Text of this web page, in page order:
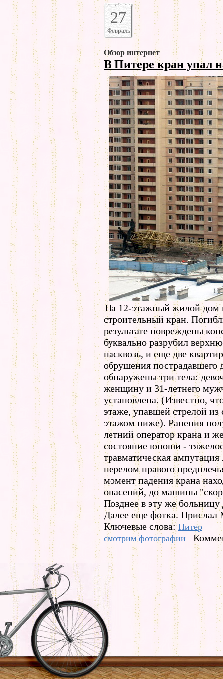
27
Февраль
Обзор интернет
В Питере кран упал
На 12-этажный жилой дом
строительный кран.
результате повреждены
буквально разрубил
насквозь, и еще две
обрушения
обнаружены три тела:
женщину и 31-летнего
установлена. (Известно,
этаже, упавшей стрелой из
этажом ниже). Ранения
летний оператор крана и
состояние юноши -
травматическая
перелом правого
момент падения крана
опасений, до машины
Позднее в эту же
Далее еще фотка. Прислал
Ключевые слова:Питер
смотрим фотографии